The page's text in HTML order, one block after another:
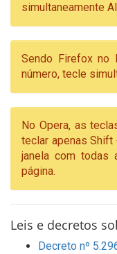
simultaneamente
Sendo Firefox
número, tecle
No Opera, as
teclar apenas Shift
janela com todas
página.
Leis e decretos
Decreto nº